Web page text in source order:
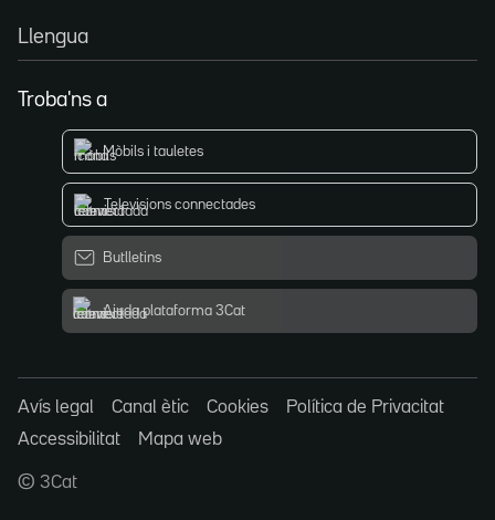
Llengua
Troba'ns a
Mòbils i tauletes
Televisions connectades
Butlletins
Ajuda plataforma 3Cat
Avís legal Canal ètic Cookies
Política de Privacitat
Accessibilitat
Mapa web
© 3Cat